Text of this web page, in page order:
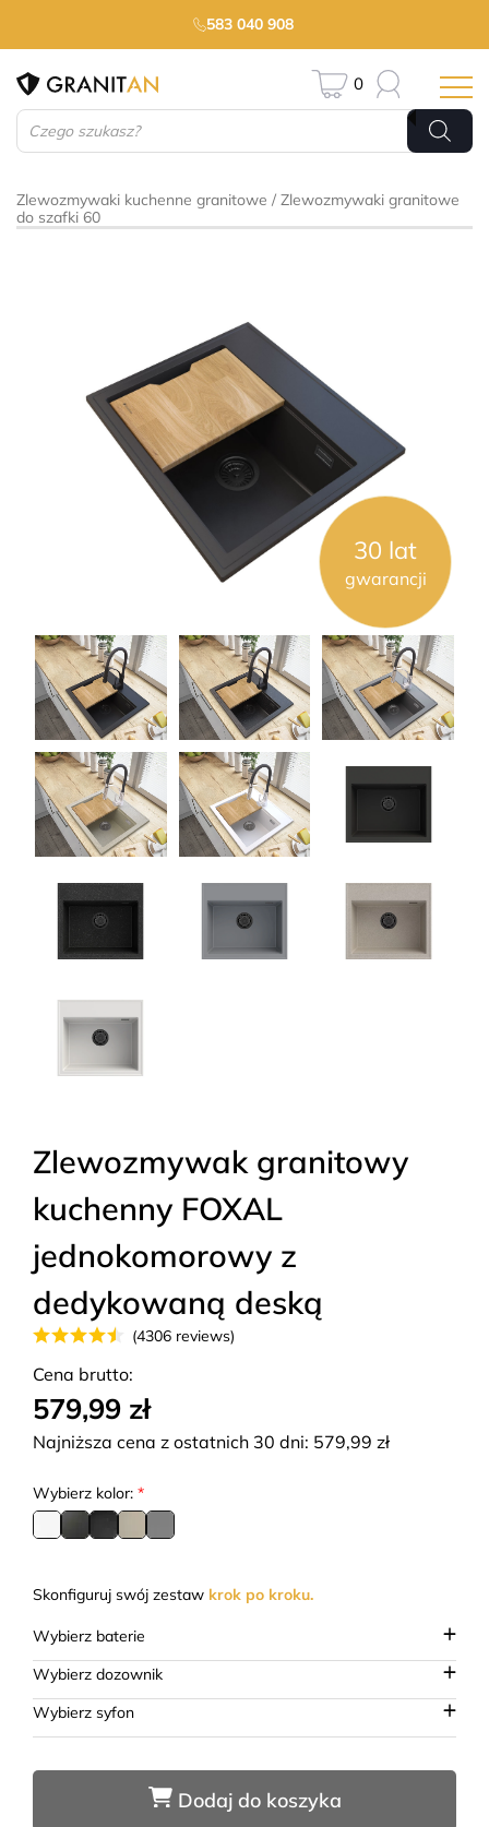
583 040 908
Wyszukiwarka
produktów
0
Zlewozmywaki kuchenne granitowe
Zlewozmywaki granitowe
do szafki 60
30 lat
gwarancji
Zlewozmywak granitowy
kuchenny FOXAL
jednokomorowy z
dedykowaną deską
(4306 reviews)
Cena brutto:
579,99 zł
Najniższa cena z ostatnich 30 dni: 579,99 zł
Wybierz kolor: *
Skonfiguruj swój zestaw krok po kroku.
Wybierz baterie
Wybierz dozownik
Wybierz syfon
Dodaj do koszyka